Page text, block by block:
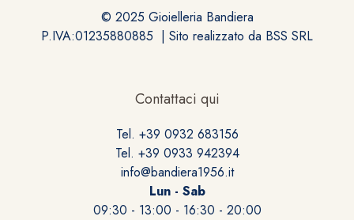
© 2025 Gioielleria Bandiera
P.IVA:01235880885 | Sito realizzato da BSS SRL
Contattaci qui
Tel. +39 0932 683156
Tel. +39 0933 942394
info@bandiera1956.it
Lun - Sab
09:30 - 13:00 - 16:30 - 20:00